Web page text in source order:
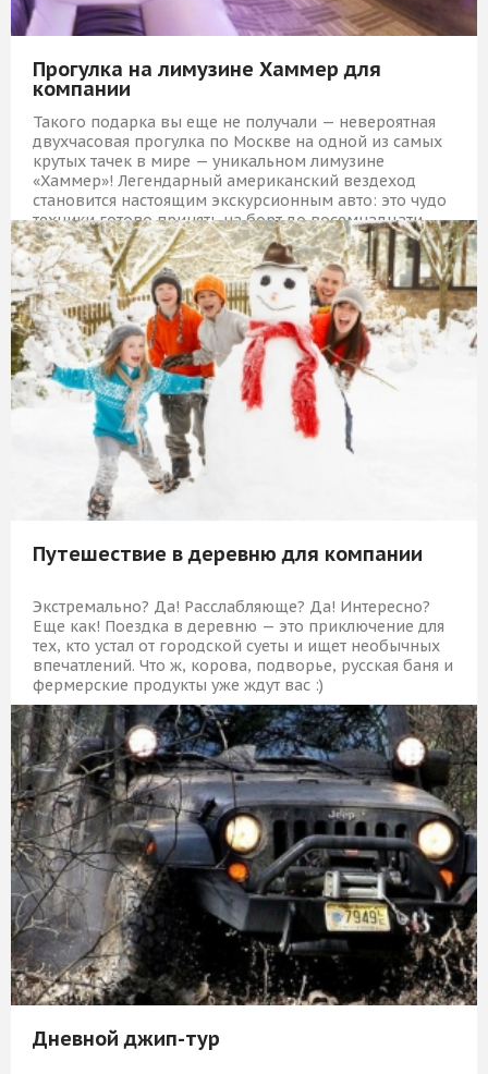
Прогулка на лимузине Хаммер для
компании
Такого подарка вы еще не получали — невероятная
двухчасовая прогулка по Москве на одной из самых
крутых тачек в мире — уникальном лимузине
«Хаммер»! Легендарный американский вездеход
становится настоящим экскурсионным авто: это чудо
техники готово принять на борт до восемнадцати
человек.
9 559 Р КУПИТЬ
Путешествие в деревню для компании
Экстремально? Да! Расслабляюще? Да! Интересно?
Еще как! Поездка в деревню — это приключение для
тех, кто устал от городской суеты и ищет необычных
впечатлений. Что ж, корова, подворье, русская баня и
фермерские продукты уже ждут вас :)
11 909 Р КУПИТЬ
Дневной джип-тур